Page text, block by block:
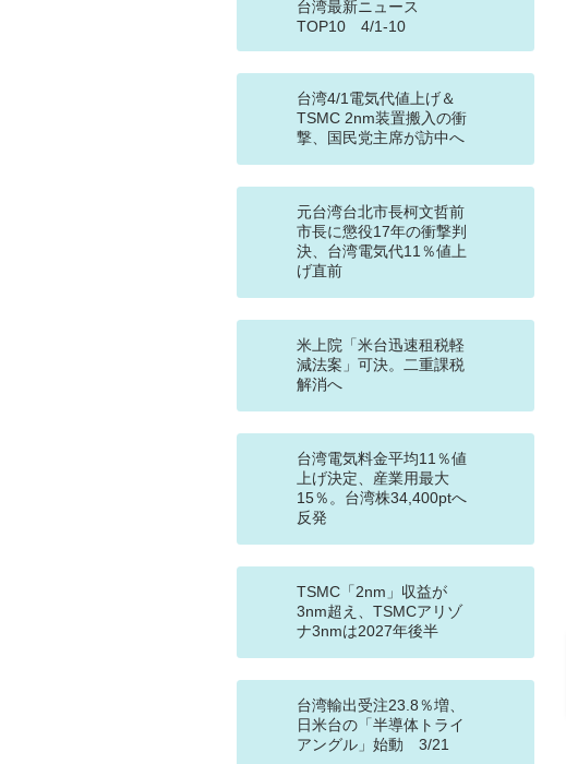
台湾最新ニュース
TOP10 4/1-10
台湾4/1電気代値上げ＆
TSMC 2nm装置搬入の衝
撃、国民党主席が訪中へ
元台湾台北市長柯文哲前
市長に懲役17年の衝撃判
決、台湾電気代11％値上
げ直前
米上院「米台迅速租税軽
減法案」可決。二重課税
解消へ
台湾電気料金平均11％値
上げ決定、産業用最大
15％。台湾株34,400ptへ
反発
TSMC「2nm」収益が
3nm超え、TSMCアリゾ
ナ3nmは2027年後半
台湾輸出受注23.8％増、
日米台の「半導体トライ
アングル」始動 3/21